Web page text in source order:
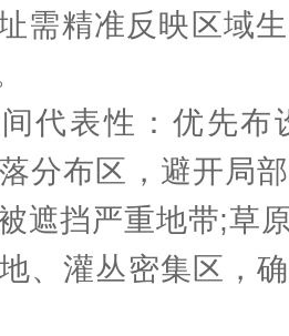
精准反映区域生
表性：优先布
分布区，避开局
遮挡严重地带;草
、灌丛密集区，